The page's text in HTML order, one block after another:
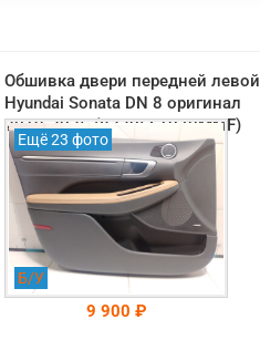
Обшивка двери передней левой
Hyundai Sonata DN 8 оригинал
2019-2025 (82305L1070MMF)
Ещё 23 фото
Б/У
9 900 ₽